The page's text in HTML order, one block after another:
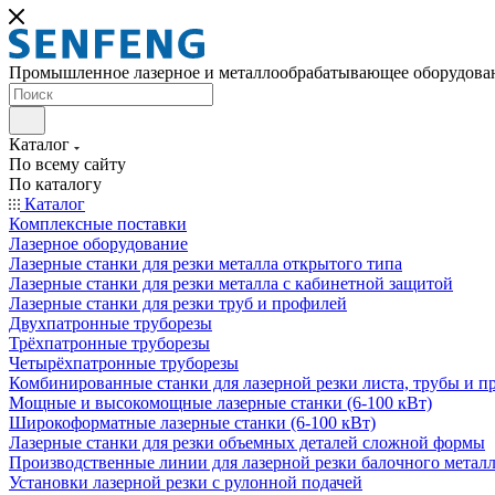
Промышленное лазерное и металлообрабатывающее
Каталог
По всему сайту
По каталогу
Каталог
Комплексные поставки
Лазерное оборудование
Лазерные станки для резки металла открытого типа
Лазерные станки для резки металла с кабинетной защитой
Лазерные станки для резки труб и профилей
Двухпатронные труборезы
Трёхпатронные труборезы
Четырёхпатронные труборезы
Комбинированные станки для лазерной резки листа, трубы и
Мощные и высокомощные лазерные станки (6-100 кВт)
Широкоформатные лазерные станки (6-100 кВт)
Лазерные станки для резки объемных деталей сложной формы
Производственные линии для лазерной резки балочного
Установки лазерной резки с рулонной подачей